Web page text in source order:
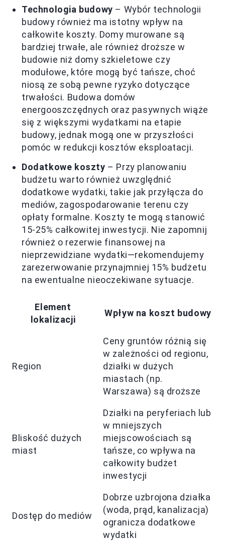
Technologia budowy – Wybór technologii
budowy również ma istotny wpływ na
całkowite koszty. Domy murowane są
bardziej trwałe, ale również droższe w
budowie niż domy szkieletowe czy
modułowe, które mogą być tańsze, choć
niosą ze sobą pewne ryzyko dotyczące
trwałości. Budowa domów
energooszczędnych oraz pasywnych wiąże
się z większymi wydatkami na etapie
budowy, jednak mogą one w przyszłości
pomóc w redukcji kosztów eksploatacji.
Dodatkowe koszty – Przy planowaniu
budżetu warto również uwzględnić
dodatkowe wydatki, takie jak przyłącza do
mediów, zagospodarowanie terenu czy
opłaty formalne. Koszty te mogą stanowić
15-25% całkowitej inwestycji. Nie zapomnij
również o rezerwie finansowej na
nieprzewidziane wydatki—rekomendujemy
zarezerwowanie przynajmniej 15% budżetu
na ewentualne nieoczekiwane sytuacje.
Element
lokalizacji
Wpływ na koszt budowy
Region
Ceny gruntów różnią się
w zależności od regionu,
działki w dużych
miastach (np.
Warszawa) są droższe
Bliskość dużych
miast
Działki na peryferiach lub
w mniejszych
miejscowościach są
tańsze, co wpływa na
całkowity budżet
inwestycji
Dostęp do mediów
Dobrze uzbrojona działka
(woda, prąd, kanalizacja)
ogranicza dodatkowe
wydatki